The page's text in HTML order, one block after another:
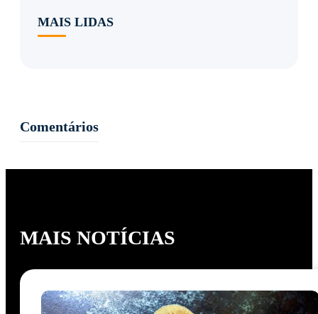
MAIS LIDAS
Comentários
MAIS NOTÍCIAS